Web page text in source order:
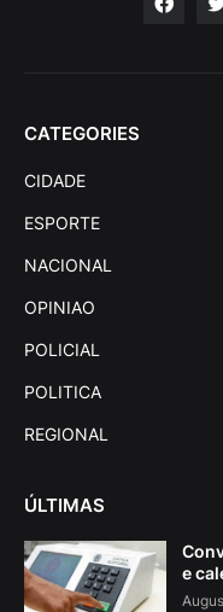
CATEGORIES
CIDADE
ESPORTE
NACIONAL
OPINIAO
POLICIAL
POLITICA
REGIONAL
ÚLTIMAS
e